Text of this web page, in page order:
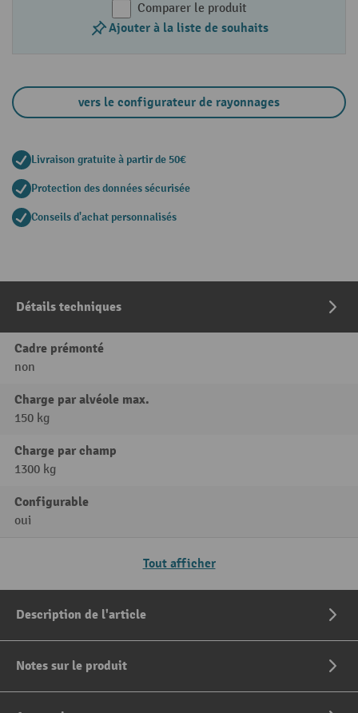
Comparer le produit
Ajouter à la liste de souhaits
vers le configurateur de rayonnages
Livraison gratuite à partir de 50€
Protection des données sécurisée
Conseils d'achat personnalisés
Détails techniques
Cadre prémonté
non
Charge par alvéole max.
150 kg
Charge par champ
1300 kg
Configurable
oui
Tout afficher
Description de l'article
Notes sur le produit